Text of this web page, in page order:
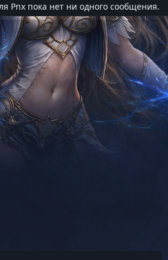
Pnx пока нет ни одного сообщения.